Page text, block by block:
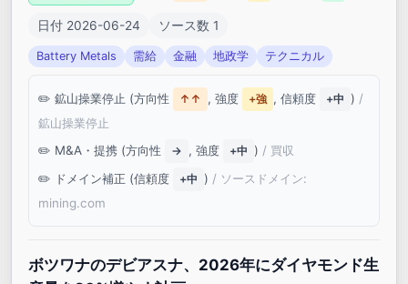
日付 2026-06-24 ソース数 1
Battery Metals 需給 金融 地政学 テクニカル
鉱山操業停止 (方向性 ↑↑ , 強度 +強 , 信頼度 +中 ) /
鉱山操業停止
M&A・提携 (方向性
→ , 強度 +中 ) / 買収
ドメイン補正 (信頼度
+中 ) / ソースドメイン:
mining.com
ボツワナのデビアスナ、2026年にダイヤモンド生